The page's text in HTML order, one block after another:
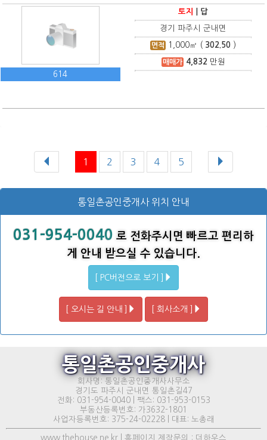
614
토지 답
경기 파주시 군내면
면적 1,000㎡ ( 302.50 )
매매가 4,832 만원
1 2 3 4 5
통일촌공인중개사 위치 안내
031-954-0040 로 전화주시면 빠르고 편리하
게 안내 받으실 수 있습니다.
[ PC버전으로 보기 ]
[ 오시는 길 안내 ] [ 회사소개 ]
통일촌공인중개사
회사명: 통일촌공인중개사사무소
경기도 파주시 군내면 통일촌길47
전화: 031-954-0040 | 팩스: 031-953-0153
부동산등록번호: 가3632-1801
사업자등록번호: 375-24-02228 | 대표: 노총래
www.thehouse.ne.kr | 홈페이지 제작문의 : 더하우스